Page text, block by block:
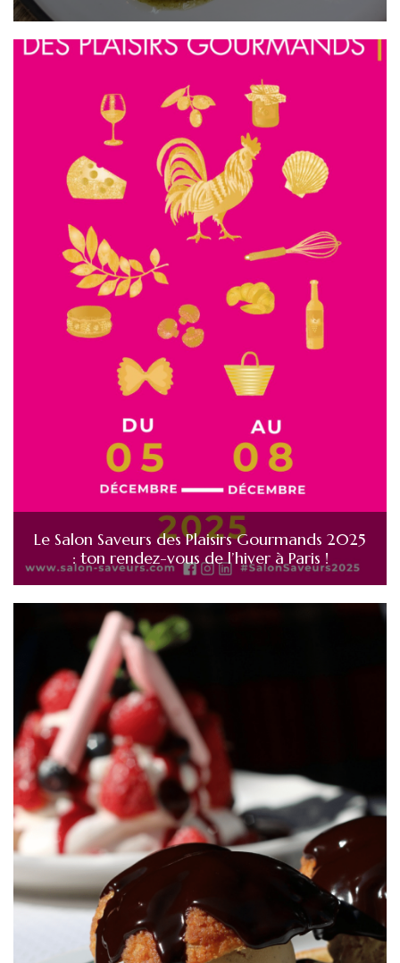
Le Salon Saveurs des Plaisirs Gourmands 2025
: ton rendez-vous de l’hiver à Paris !